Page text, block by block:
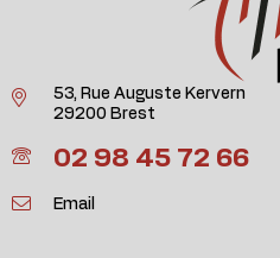
53, Rue Auguste Kervern
29200 Brest
02 98 45 72 66
Email